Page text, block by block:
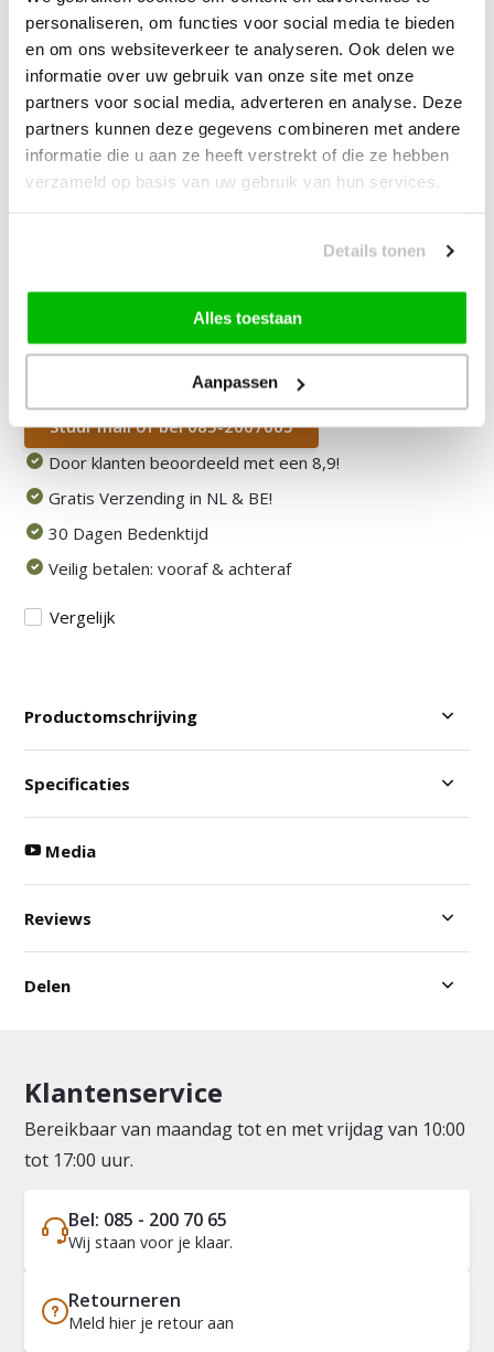
personaliseren, om functies voor social media te bieden
en om ons websiteverkeer te analyseren. Ook delen we
informatie over uw gebruik van onze site met onze
partners voor social media, adverteren en analyse. Deze
partners kunnen deze gegevens combineren met andere
informatie die u aan ze heeft verstrekt of die ze hebben
verzameld op basis van uw gebruik van hun services.
Details tonen
Alles toestaan
Aanpassen
| Complete Reinigingsset voor
Tapijt
vanaf —10% korting
199,90
Vink producten om toe te voegen
Heb je een vraag over dit product?
Onze medewerker helpt je graag het juiste product te
Stuur mail of bel 085-2007065
Door klanten beoordeeld met een 8,9!
Gratis Verzending in NL & BE!
30 Dagen Bedenktijd
Veilig betalen: vooraf & achteraf
Vergelijk
Productomschrijving
Specificaties
Media
Reviews
Delen
Klantenservice
Bereikbaar van maandag tot en met vrijdag van 10:00
tot 17:00 uur.
Bel: 085 - 200 70 65
Wij staan voor je klaar.
Retourneren
Meld hier je retour aan